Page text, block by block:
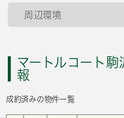
周辺環境
マートルコート
報
成約済みの物件一覧